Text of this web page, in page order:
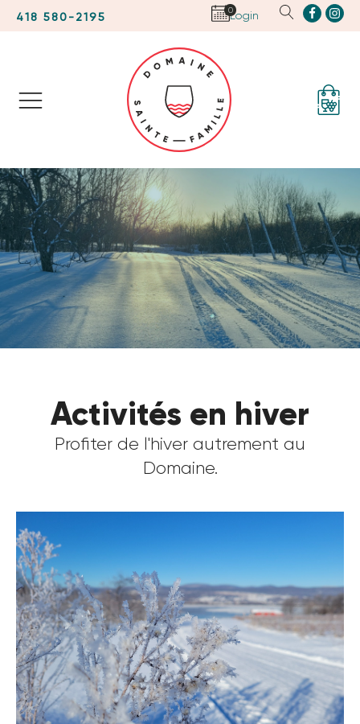
418 580-2195
0Login
Activités en hiver
Profiter de l'hiver autrement au
Domaine.